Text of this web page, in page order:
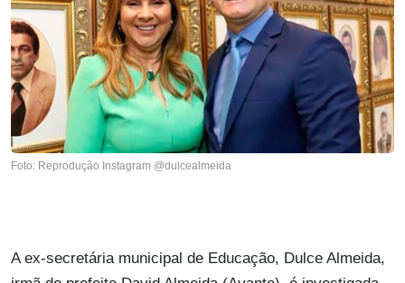
Foto: Reprodução Instagram @dulcealmeida
A ex-secretária municipal de Educação, Dulce Almeida,